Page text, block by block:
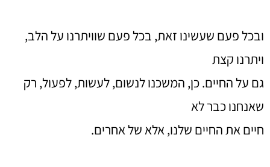
ובכל פעם שעשינו זאת, בכל פעם שוויתרנו על הלב,
ויתרנו קצת
גם על החיים. כן, המשכנו לנשום, לעשות, לפעול, רק
שאנחנו כבר לא
חיים את החיים שלנו, אלא של אחרים.